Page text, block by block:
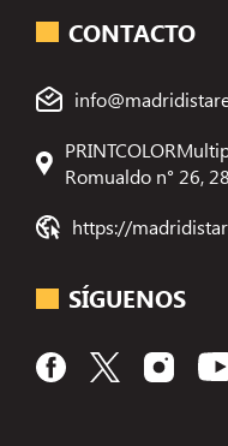
CONTACTO
Romualdo n° 26,
https://
SÍGUENOS